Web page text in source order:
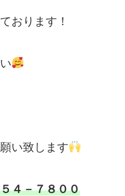
おります！
い致します
４－７８００